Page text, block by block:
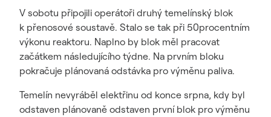
V sobotu připojili operátoři druhý temelínský blok
k přenosové soustavě. Stalo se tak při 50procentním
výkonu reaktoru. Naplno by blok měl pracovat
začátkem následujícího týdne. Na prvním bloku
pokračuje plánovaná odstávka pro výměnu paliva.
Temelín nevyráběl elektřinu od konce srpna, kdy byl
odstaven plánovaně odstaven první blok pro výměnu